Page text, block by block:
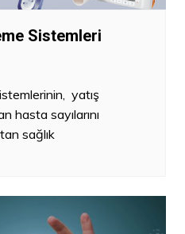
Sistemleri
yatış
hasta sayılarını
sağlık